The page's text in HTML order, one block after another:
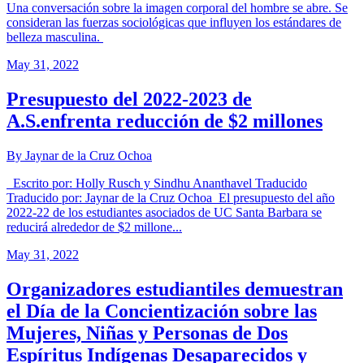
Una conversación sobre la imagen corporal del hombre se abre. Se
consideran las fuerzas sociológicas que influyen los estándares de
belleza masculina.
May 31, 2022
Presupuesto del 2022-2023 de
A.S.enfrenta reducción de $2 millones
By Jaynar de la Cruz Ochoa
Escrito por: Holly Rusch y Sindhu Ananthavel Traducido
Traducido por: Jaynar de la Cruz Ochoa El presupuesto del año
2022-22 de los estudiantes asociados de UC Santa Barbara se
reducirá alrededor de $2 millone...
May 31, 2022
Organizadores estudiantiles demuestran
el Día de la Concientización sobre las
Mujeres, Niñas y Personas de Dos
Espíritus Indígenas Desaparecidos y